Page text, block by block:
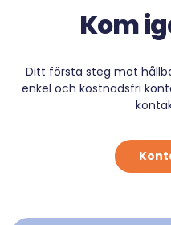
Kom
Ditt första steg mot
enkel och kostnadsfri